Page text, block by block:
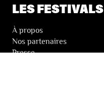
LES FESTIVALS
À propos
Nos partenaires
Presse